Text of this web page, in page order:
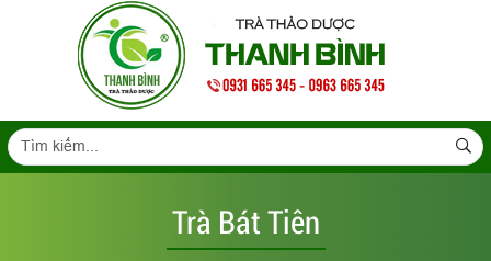
Trà Bát Tiên